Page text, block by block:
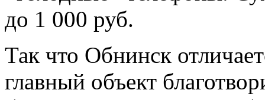
до 1 000 руб.
Так что Обнинск
главный объект